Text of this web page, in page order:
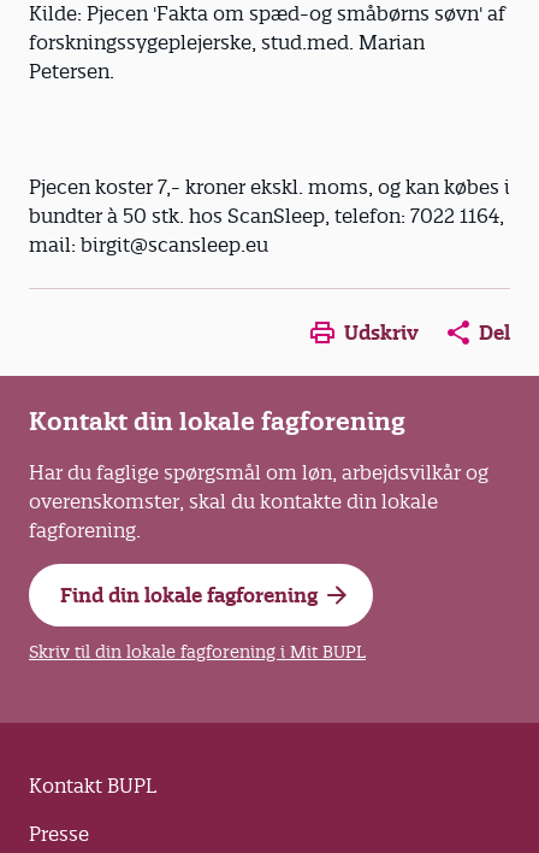
Kilde: Pjecen 'Fakta om spæd-og småbørns søvn' af
forskningssygeplejerske, stud.med. Marian
Petersen.
Pjecen koster 7,- kroner ekskl. moms, og kan købes i
bundter à 50 stk. hos ScanSleep, telefon: 7022 1164,
mail: birgit@scansleep.eu
Opens in a new window
Opens in a new
Opens in
Udskriv Del
Kontakt din lokale fagforening
Har du faglige spørgsmål om løn, arbejdsvilkår og
overenskomster, skal du kontakte din lokale
fagforening.
Find din lokale fagforening
Skriv til din lokale fagforening i Mit BUPL
Kontakt BUPL
Presse